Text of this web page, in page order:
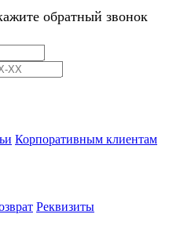
обратный звонок
Корпоративным клиентам
Реквизиты